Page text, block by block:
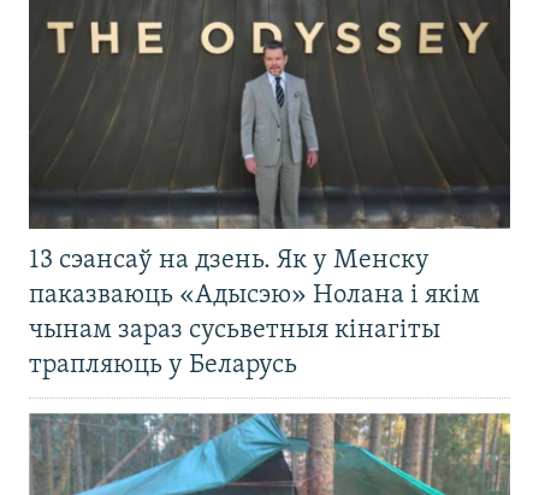
13 сэансаў на дзень. Як у Менску
паказваюць «Адысэю» Нолана і якім
чынам зараз сусьветныя кінагіты
трапляюць у Беларусь